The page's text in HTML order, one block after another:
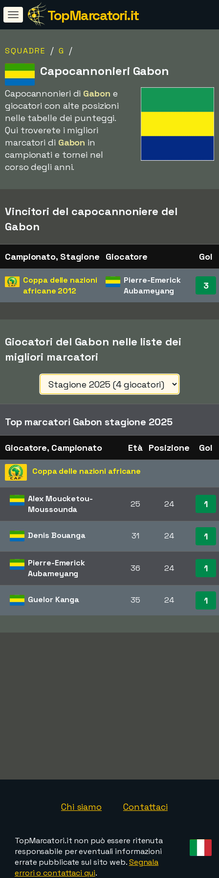
TopMarcatori.it
SQUADRE / G /
Capocannonieri Gabon
Capocannonieri di Gabon e
giocatori con alte posizioni
nelle tabelle dei punteggi.
Qui troverete i migliori
marcatori di Gabon in
campionati e tornei nel
corso degli anni.
Vincitori del capocannoniere del
Gabon
Campionato, Stagione Giocatore Gol
Coppa delle nazioni
africane 2012
Pierre-Emerick
Aubameyang
3
Giocatori del Gabon nelle liste dei
migliori marcatori
Top marcatori Gabon stagione 2025
Giocatore, Campionato Età Posizione Gol
Coppa delle nazioni africane
Alex Moucketou-
Moussounda
25 24 1
Denis Bouanga 31 24 1
Pierre-Emerick
Aubameyang
36 24 1
Guelor Kanga 35 24 1
Chi siamo Contattaci
TopMarcatori.it non può essere ritenuta
responsabile per eventuali informazioni
errate pubblicate sul sito web.Segnala
errori o contattaci qui.